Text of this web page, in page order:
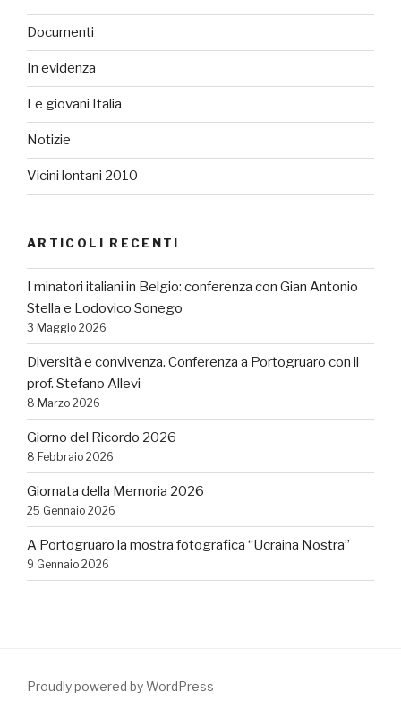
Documenti
In evidenza
Le giovani Italia
Notizie
Vicini lontani 2010
ARTICOLI RECENTI
I minatori italiani in Belgio: conferenza con Gian Antonio
Stella e Lodovico Sonego
3 Maggio 2026
Diversità e convivenza. Conferenza a Portogruaro con il
prof. Stefano Allevi
8 Marzo 2026
Giorno del Ricordo 2026
8 Febbraio 2026
Giornata della Memoria 2026
25 Gennaio 2026
A Portogruaro la mostra fotografica “Ucraina Nostra”
9 Gennaio 2026
Proudly powered by WordPress